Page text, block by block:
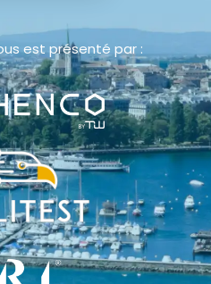
est présenté par :